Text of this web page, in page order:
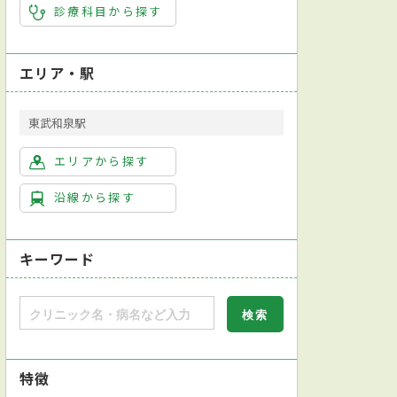
診療科目から探す
エリア・駅
東武和泉駅
エリアから探す
沿線から探す
キーワード
特徴